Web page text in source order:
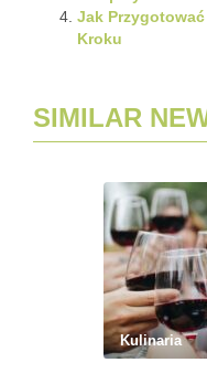
Jak
Kroku
SIMILAR
Kulinaria